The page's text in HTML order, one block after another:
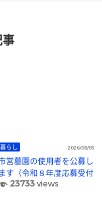
事
暮らし 2026/08/03
営墓園の使用者を公募し
ます（令和８年度応募受付
了）
23733views